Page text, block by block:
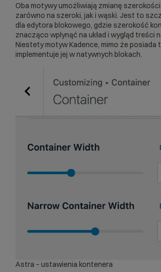
Oba motywy umożliwiają zmianę szerokości
zarówno na szeroki, jak i wąski. Jest to
dla edytora blokowego, gdzie szerokość
znacząco wpłynąć na układ i wygląd treści
Niestety motyw Kadence, mimo że posiada
implementuje jej w natywnych blokach.
Astra – ustawienia kontenera